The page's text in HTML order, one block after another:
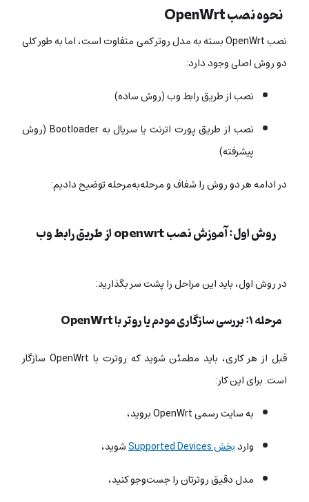
نحوه نصب OpenWrt
نصب OpenWrt بسته به مدل روتر کمی متفاوت است، اما به طور کلی
دو روش اصلی وجود دارد:
نصب از طریق رابط وب (روش ساده)
نصب از طریق پورت اترنت یا سریال به Bootloader (روش
پیشرفته)
در ادامه هر دو روش را شفاف و مرحله‌به‌مرحله توضیح دادیم:
روش اول: آموزش نصب openwrt از طریق رابط وب
در روش اول، باید این مراحل را پشت سر بگذارید:
مرحله ۱: بررسی سازگاری مودم یا روتر با OpenWrt
قبل از هر کاری، باید مطمئن شوید که روترت با OpenWrt سازگار
است. برای این کار:
به سایت رسمی OpenWrt بروید،
واردبخش Supported Devices
شوید،
مدل دقیق روترتان را جست‌وجو کنید،